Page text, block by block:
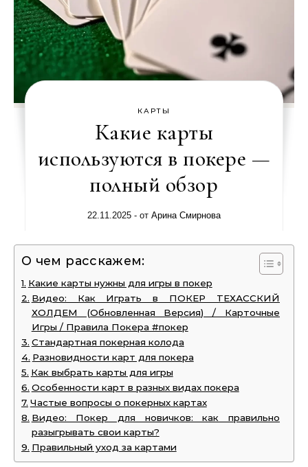
КАРТЫ
Какие карты
используются в покере —
полный обзор
22.11.2025 - от Арина Смирнова
О чем расскажем:
Какие карты нужны для игры в покер
Видео: Как Играть в ПОКЕР ТЕХАССКИЙ
ХОЛДЕМ (Обновленная Версия) / Карточные
Игры / Правила Покера #покер
Стандартная покерная колода
Разновидности карт для покера
Как выбрать карты для игры
Особенности карт в разных видах покера
Частые вопросы о покерных картах
Видео: Покер для новичков: как правильно
разыгрывать свои карты?
Правильный уход за картами